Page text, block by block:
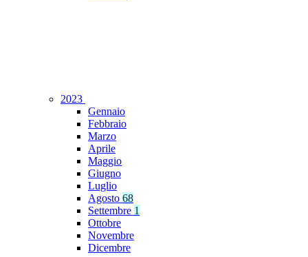
2023
Gennaio
Febbraio
Marzo
Aprile
Maggio
Giugno
Luglio
Agosto 68
Settembre 1
Ottobre
Novembre
Dicembre